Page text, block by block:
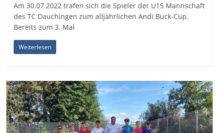
Am 30.07.2022 trafen sich die Spieler der U15 Mannschaft
des TC Dauchingen zum alljährlichen Andi Buck-Cup.
Bereits zum 3. Mal
Weiterlesen